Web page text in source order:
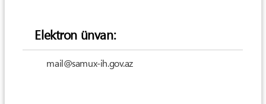
Elektron ünvan:
mail@samux-ih.gov.az